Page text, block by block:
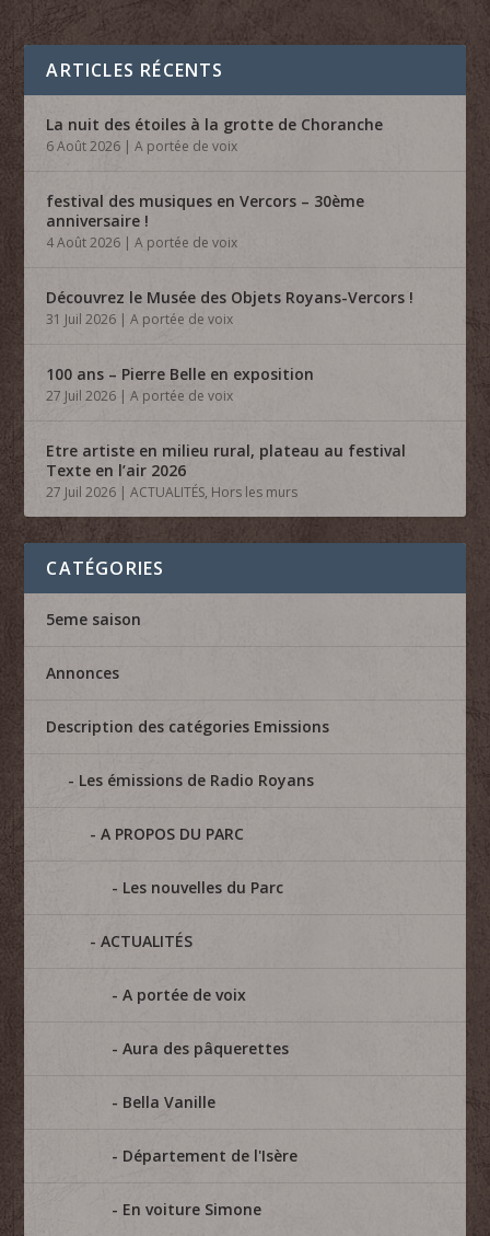
ARTICLES RÉCENTS
La nuit des étoiles à la grotte de Choranche
6 Août 2026 |A portée de voix
festival des musiques en Vercors – 30ème
anniversaire !
4 Août 2026 |A portée de voix
Découvrez le Musée des Objets Royans-Vercors !
31 Juil 2026 |A portée de voix
100 ans – Pierre Belle en exposition
27 Juil 2026 |A portée de voix
Etre artiste en milieu rural, plateau au festival
Texte en l’air 2026
27 Juil 2026 |ACTUALITÉS, Hors les murs
CATÉGORIES
5eme saison
Annonces
Description des catégories Emissions
Les émissions de Radio Royans
A PROPOS DU PARC
Les nouvelles du Parc
ACTUALITÉS
A portée de voix
Aura des pâquerettes
Bella Vanille
Département de l'Isère
En voiture Simone